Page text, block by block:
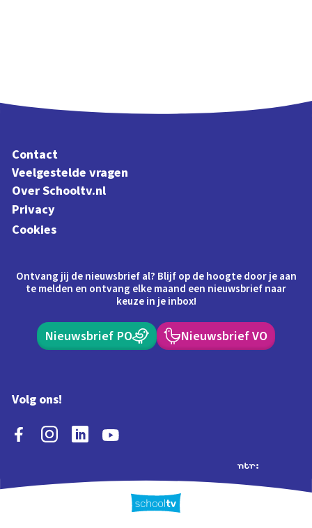
Contact
Veelgestelde vragen
Over Schooltv.nl
Privacy
Cookies
Ontvang jij de nieuwsbrief al? Blijf op de hoogte door je aan
te melden en ontvang elke maand een nieuwsbrief naar
keuze in je inbox!
Nieuwsbrief PO Nieuwsbrief VO
Volg ons!